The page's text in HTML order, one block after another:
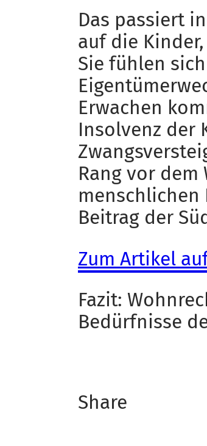
Das passiert
auf die
Sie fühlen
Erwachen
Insolvenz der
Rang vor
menschlichen
Beitrag der
Zum Artikel
Fazit:
Bedürfnisse
Share